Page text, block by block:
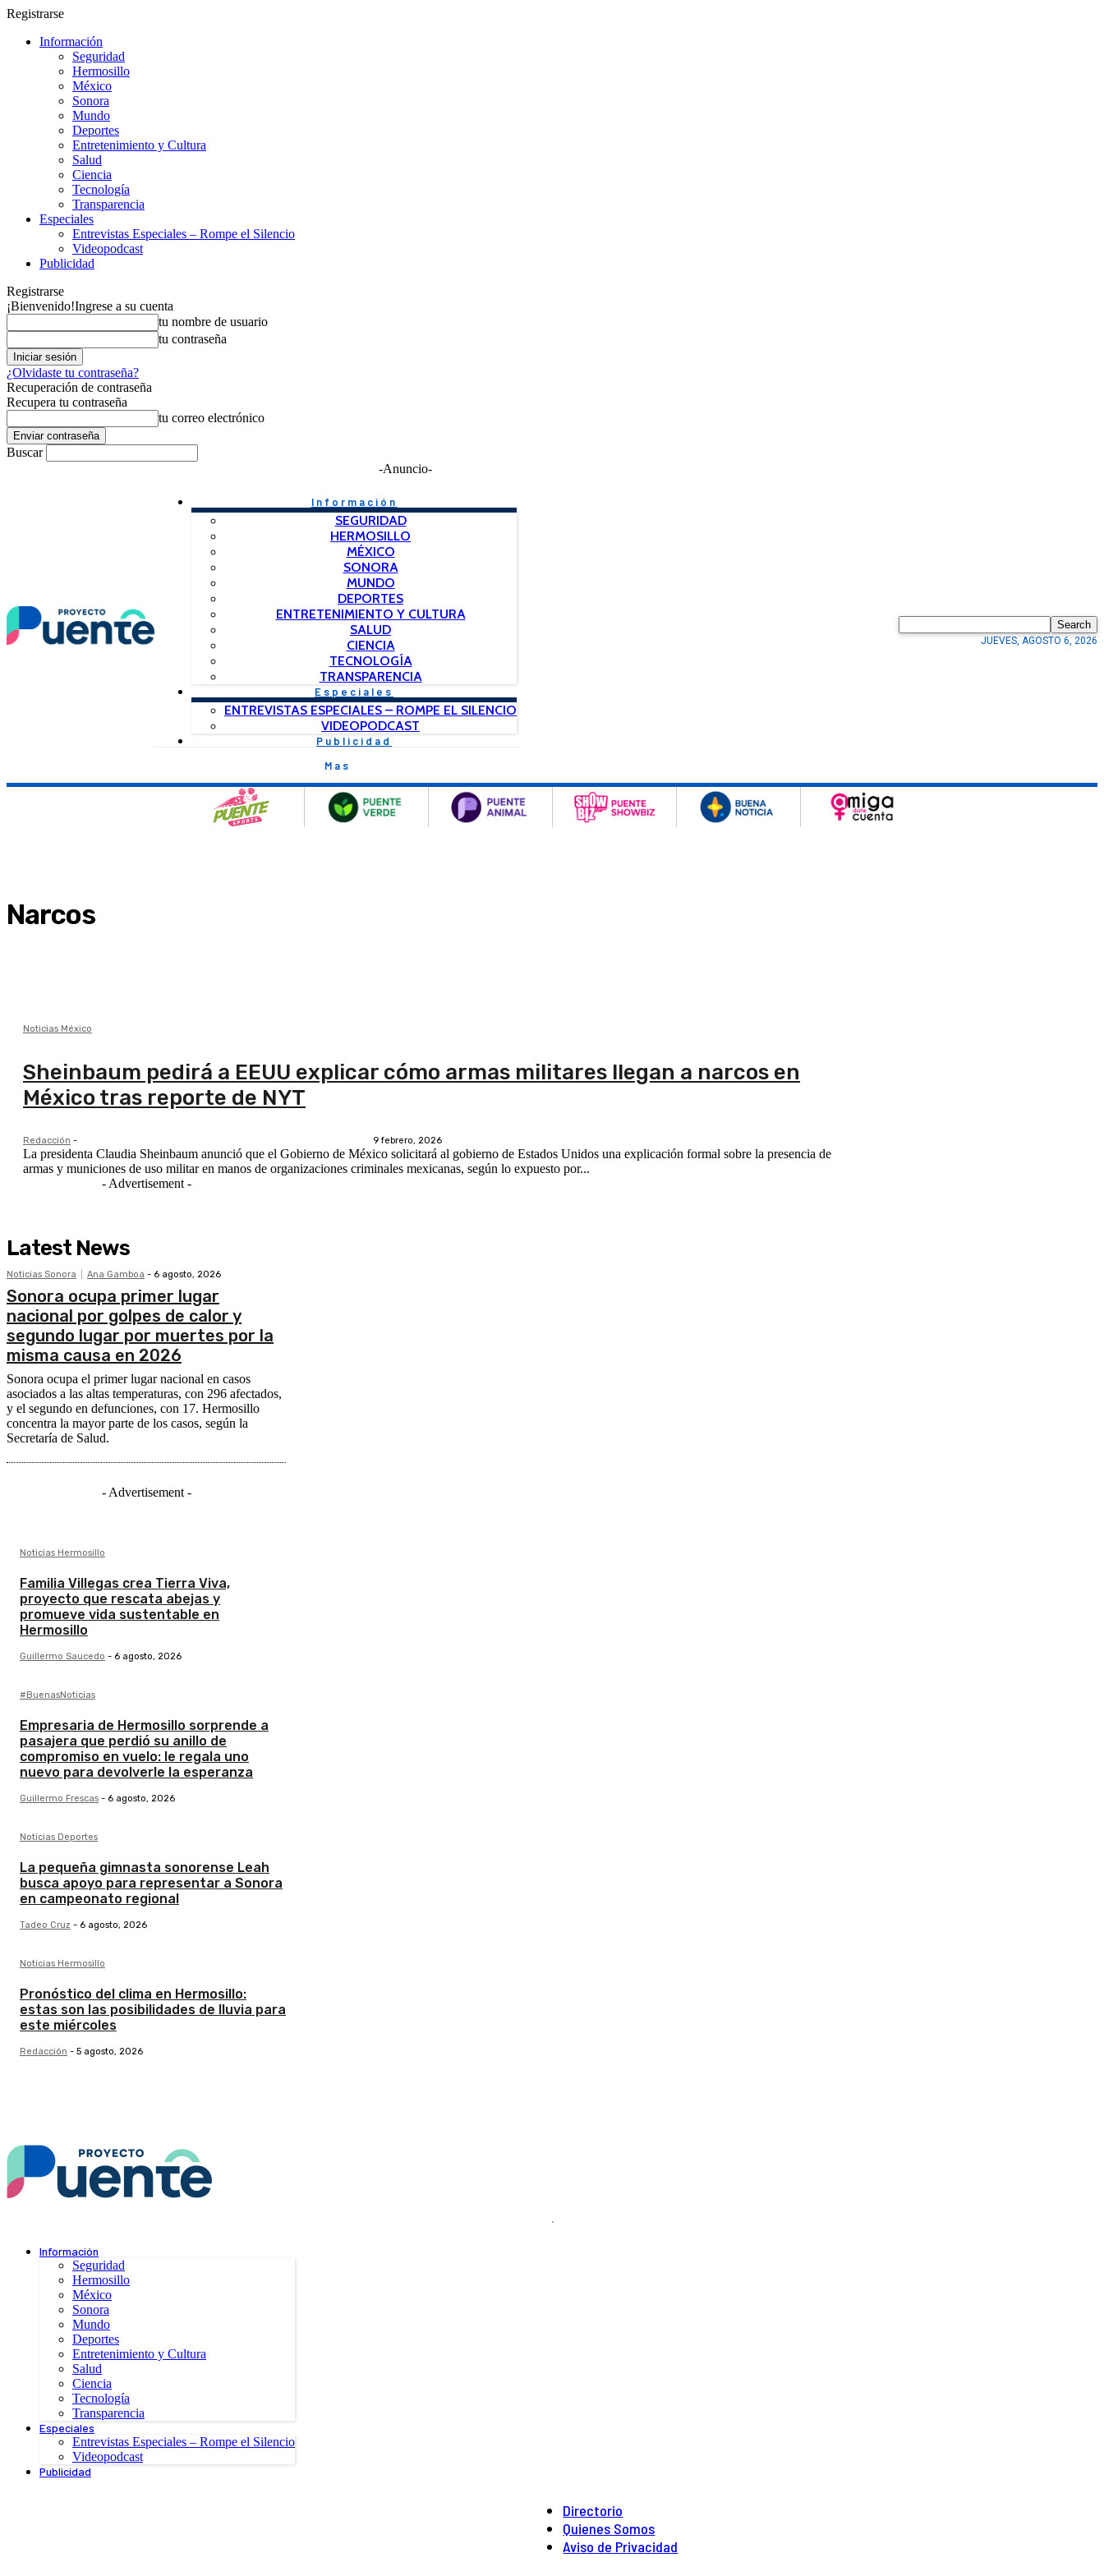
Registrarse
Información
Seguridad
Hermosillo
México
Sonora
Mundo
Deportes
Entretenimiento y Cultura
Salud
Ciencia
Tecnología
Transparencia
Especiales
Entrevistas Especiales – Rompe el Silencio
Videopodcast
Publicidad
Registrarse
¡Bienvenido!Ingrese a su cuenta
tu nombre de usuario
tu contraseña
¿Olvidaste tu contraseña?
Recuperación de contraseña
Recupera tu contraseña
tu correo electrónico
Buscar
-Anuncio-
Información
SEGURIDAD
HERMOSILLO
MÉXICO
SONORA
MUNDO
DEPORTES
ENTRETENIMIENTO Y CULTURA
SALUD
CIENCIA
TECNOLOGÍA
TRANSPARENCIA
Especiales
ENTREVISTAS ESPECIALES – ROMPE EL SILENCIO
VIDEOPODCAST
Publicidad
Mas
Search
JUEVES, AGOSTO 6, 2026
Narcos
Noticias México
Sheinbaum pedirá a EEUU explicar cómo armas militares llegan a narcos en
México tras reporte de NYT
Redacción - 9 febrero, 2026
La presidenta Claudia Sheinbaum anunció que el Gobierno de México solicitará al gobierno de Estados Unidos una explicación formal sobre la presencia de
armas y municiones de uso militar en manos de organizaciones criminales mexicanas, según lo expuesto por...
- Advertisement -
Latest News
Noticias Sonora Ana Gamboa - 6 agosto, 2026
Sonora ocupa primer lugar
nacional por golpes de calor y
segundo lugar por muertes por la
misma causa en 2026
Sonora ocupa el primer lugar nacional en casos
asociados a las altas temperaturas, con 296 afectados,
y el segundo en defunciones, con 17. Hermosillo
concentra la mayor parte de los casos, según la
Secretaría de Salud.
- Advertisement -
Noticias Hermosillo
Familia Villegas crea Tierra Viva,
proyecto que rescata abejas y
promueve vida sustentable en
Hermosillo
Guillermo Saucedo - 6 agosto, 2026
#BuenasNoticias
Empresaria de Hermosillo sorprende a
pasajera que perdió su anillo de
compromiso en vuelo: le regala uno
nuevo para devolverle la esperanza
Guillermo Frescas - 6 agosto, 2026
Noticias Deportes
La pequeña gimnasta sonorense Leah
busca apoyo para representar a Sonora
en campeonato regional
Tadeo Cruz - 6 agosto, 2026
Noticias Hermosillo
Pronóstico del clima en Hermosillo:
estas son las posibilidades de lluvia para
este miércoles
Redacción - 5 agosto, 2026
.
Información
Seguridad
Hermosillo
México
Sonora
Mundo
Deportes
Entretenimiento y Cultura
Salud
Ciencia
Tecnología
Transparencia
Especiales
Entrevistas Especiales – Rompe el Silencio
Videopodcast
Publicidad
Directorio
Quienes Somos
Aviso de Privacidad